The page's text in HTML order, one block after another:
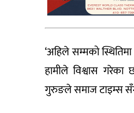
‘अहिले सम्मको
हामीले विश्वास
गुरुङले समाज टाइम्स